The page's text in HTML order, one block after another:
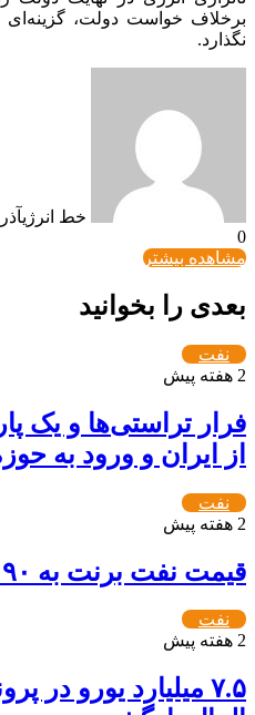
برخلاف خواست دولت،
نگذارد.
خط انرژیآذر 20, 1402
0
مشاهده بیشتر
بعدی را بخوانید
نفت
2 هفته پیش
فرار تراستی‌ها و یک
از ایران و ورود به
نفت
2 هفته پیش
قیمت نفت برنت به ۹۰ دلار سقوط کرد
نفت
2 هفته پیش
۷.۵ میلیارد یورو در